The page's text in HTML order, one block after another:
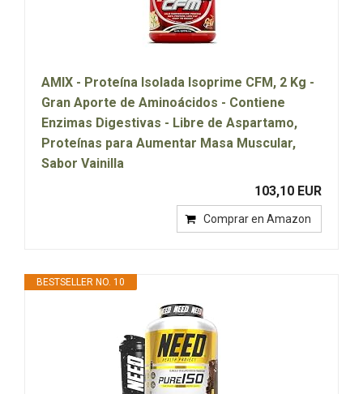
AMIX - Proteína Isolada Isoprime CFM, 2 Kg -
Gran Aporte de Aminoácidos - Contiene
Enzimas Digestivas - Libre de Aspartamo,
Proteínas para Aumentar Masa Muscular,
Sabor Vainilla
103,10 EUR
Comprar en Amazon
BESTSELLER NO. 10